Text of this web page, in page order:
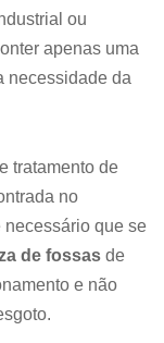
ou
apenas uma
necessidade da
tratamento de
no
necessário que se
de fossas de
e não